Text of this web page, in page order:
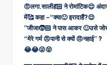
🤨लगा.साली💃🏻 ने रोमांटिक😌
में🥰 कहा –“क्या🙂 इरादाहैं?😌
”जीजा🧒🏻 ने पास आकर 🙂उसे
“मेरे गर्म 😠पानी से क्यों 😠नहाई” ?
😂😂😜😝